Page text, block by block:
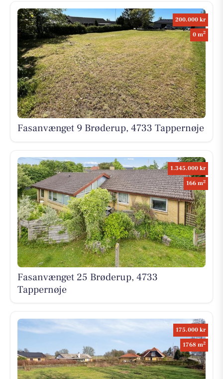
200.000 kr
0 m2
Fasanvænget 9 Brøderup, 4733 Tappernøje
1.345.000 kr
166 m2
Fasanvænget 25 Brøderup, 4733
Tappernøje
175.000 kr
1768 m2